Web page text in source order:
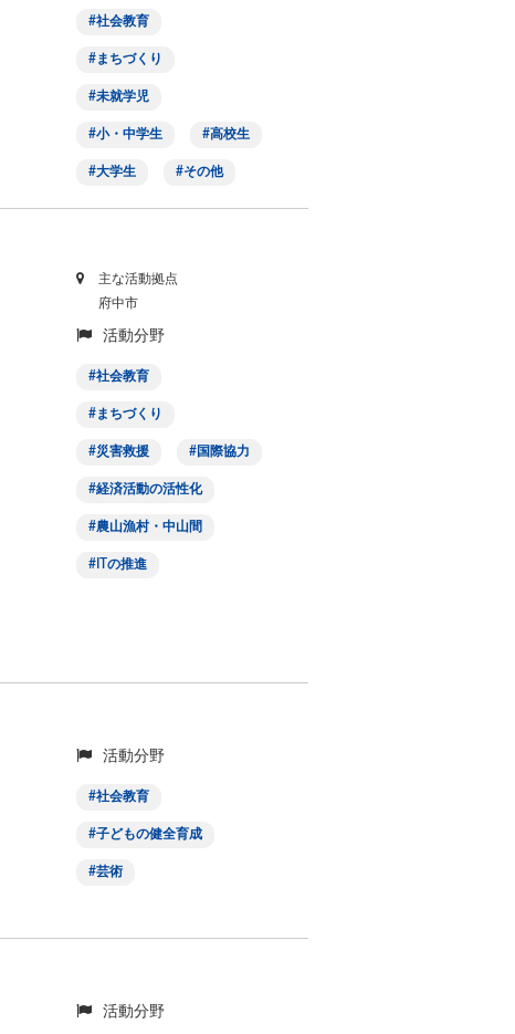
社会教育
まちづくり
未就学児
小・中学生 高校生
大学生 その他
主な活動拠点
府中市
活動分野
社会教育
まちづくり
災害救援 国際協力
経済活動の活性化
農山漁村・中山間
ITの推進
活動分野
社会教育
子どもの健全育成
芸術
活動分野